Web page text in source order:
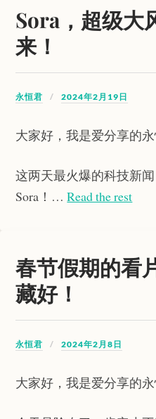
Sora，超级大
来！
永恒君 2024年2月19日
大家好，我是爱分享的永
这两天最火爆的科技新
Sora！…Read the rest
春节假期的看
藏好！
永恒君 2024年2月8日
大家好，我是爱分享的永